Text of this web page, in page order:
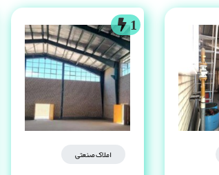
1
املاک صنعتی